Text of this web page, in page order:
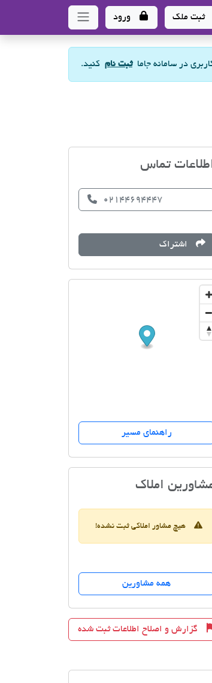
ثبت ملک ورود
در سامانه جاماثبت نام کنید.
تماس
02144694447
اشتراک
راهنمای مسیر
املاکپدیده غرب
هیچ مشاور املاکی ثبت نشده!
همه مشاورین
گزارش و اصلاح اطلاعات ثبت شده